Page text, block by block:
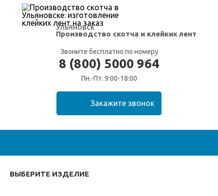
Ульяновск
Производство скотча и клейких лент
Звоните бесплатно по номеру
8 (800) 5000 964
Пн.-Пт. 9:00-18:00
ВЫБЕРИТЕ ИЗДЕЛИЕ